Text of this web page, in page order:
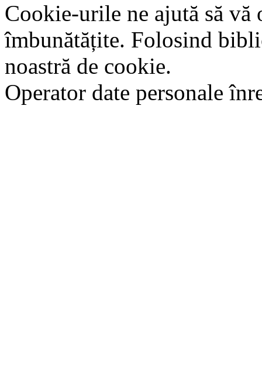
Cookie-urile ne ajută să
îmbunătățite. Folosind
noastră de cookie.
Operator date personale